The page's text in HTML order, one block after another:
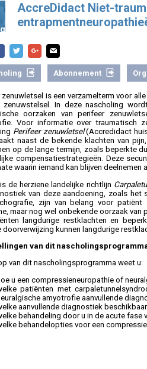
AccreDidact Niet-
Abonnement
zenuwletsel is een verzamelterm voor
zenuwstelsel. In deze nascholing
oorzaken van perifeer
Voor informatie over traumatisch
Perifeer zenuwletsel(Accredidact
naast de bekende klachten van
op de lange termijn, zoals beperkte
compensatiestrategieën. Deze
waarin iemand kan blijven deelnemen
de herziene landelijke richtlijn
van deze aandoening, zoals het
zijn van belang voor
maar nog wel onbekende oorzaak van
langdurige restklachten en
doorverwijzing kunnen langdurige
van dit
van dit nascholingsprogramma weet u:
u een compressieneuropathie of
patiënten met
amyotrofie aanvullende
aanvullende diagnostiek
behandeling door u in de acute fase
behandelopties voor een